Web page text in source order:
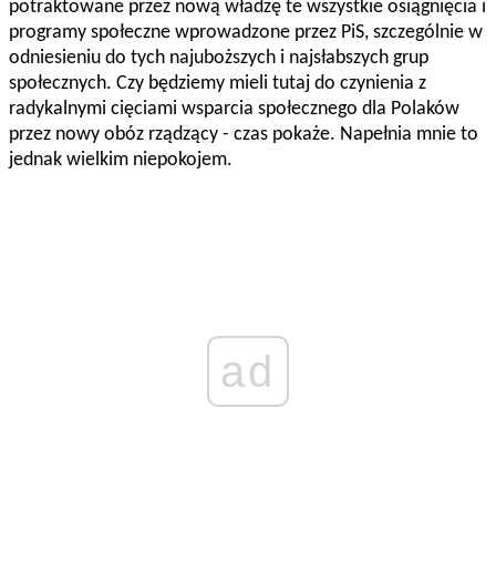
potraktowane przez nową władzę te wszystkie osiągnięcia i
programy społeczne wprowadzone przez PiS, szczególnie w
odniesieniu do tych najuboższych i najsłabszych grup
społecznych. Czy będziemy mieli tutaj do czynienia z
radykalnymi cięciami wsparcia społecznego dla Polaków
przez nowy obóz rządzący - czas pokaże. Napełnia mnie to
jednak wielkim niepokojem.
ad